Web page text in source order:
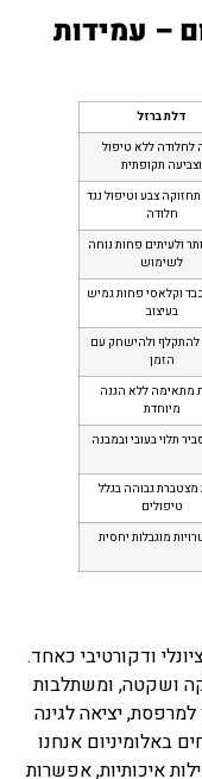
– עמידות
דלת ברזל
ללא טיפול
תקופתית
צבע וטיפול נגד
חלודה
פחות נוחה
לשימוש
פחות גמיש
בעיצוב
ולהישחק עם
הזמן
ללא הגנה
מיוחדת
תלוי בעובי ובמבנה
גבוהה בגלל
טיפולים
מוגבלות יחסית
ודקורטיבי כאחד.
ושקטה, ומשתלבות
יציאה לגינה
אנחנו
איכותיות, אפשרות